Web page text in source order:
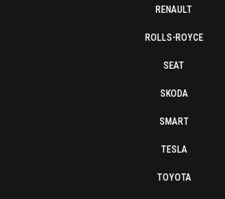
RENAULT
ROLLS-ROYCE
SEAT
SKODA
SMART
TESLA
TOYOTA